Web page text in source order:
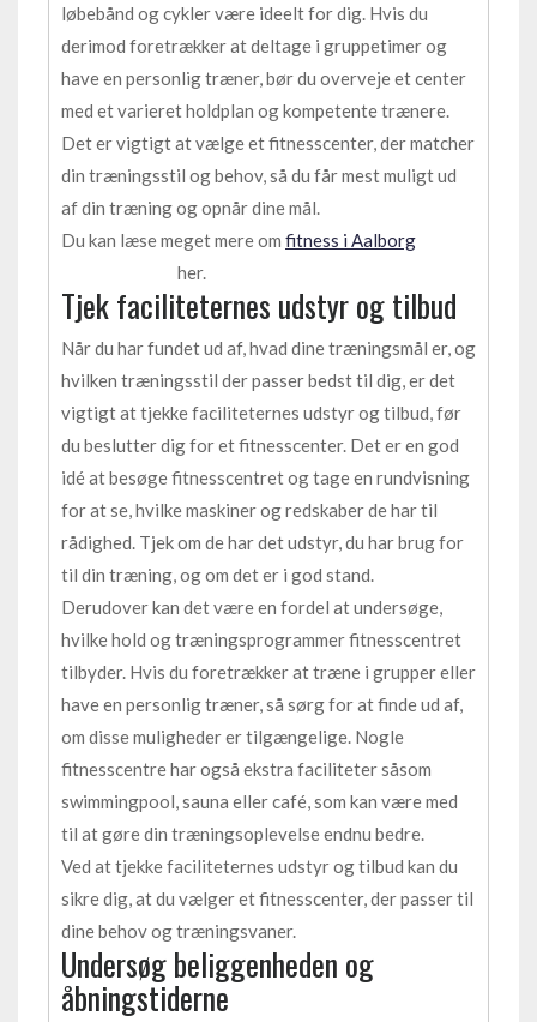
løbebånd og cykler være ideelt for dig. Hvis du
derimod foretrækker at deltage i gruppetimer og
have en personlig træner, bør du overveje et center
med et varieret holdplan og kompetente trænere.
Det er vigtigt at vælge et fitnesscenter, der matcher
din træningsstil og behov, så du får mest muligt ud
af din træning og opnår dine mål.
Du kan læse meget mere om fitness i Aalborg
her.
Tjek faciliteternes udstyr og tilbud
Når du har fundet ud af, hvad dine træningsmål er, og
hvilken træningsstil der passer bedst til dig, er det
vigtigt at tjekke faciliteternes udstyr og tilbud, før
du beslutter dig for et fitnesscenter. Det er en god
idé at besøge fitnesscentret og tage en rundvisning
for at se, hvilke maskiner og redskaber de har til
rådighed. Tjek om de har det udstyr, du har brug for
til din træning, og om det er i god stand.
Derudover kan det være en fordel at undersøge,
hvilke hold og træningsprogrammer fitnesscentret
tilbyder. Hvis du foretrækker at træne i grupper eller
have en personlig træner, så sørg for at finde ud af,
om disse muligheder er tilgængelige. Nogle
fitnesscentre har også ekstra faciliteter såsom
swimmingpool, sauna eller café, som kan være med
til at gøre din træningsoplevelse endnu bedre.
Ved at tjekke faciliteternes udstyr og tilbud kan du
sikre dig, at du vælger et fitnesscenter, der passer til
dine behov og træningsvaner.
Undersøg beliggenheden og
åbningstiderne